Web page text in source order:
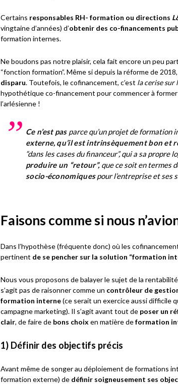
Certains responsables RH- formation ou directions
vingtaine d’années) d’obtenir des co-financements
formation internes.
Ne boudons pas notre plaisir, cela fait encore un peu
“fonction formation”. Même si depuis la réforme de
disparu. Toutefois, le cofinancement, c’est la cerise sur
hypothétique co-financement pour commencer à
l’arlésienne !
Ce n’est pasparce qu’un projet de formation
externe, qu’il est intrinsèquement bon et
“dans les cases du financeur”, qui a sa propre
produire un “retour”, que ce soit en termes
socio-économiquespour l’entreprise et ses
Faisons comme si nous
Dans l’hypothèse (fréquente donc) où les
pertinent de se pencher sur la solution “formation
Nous vous proposons de balayer le sujet de la
s’agit pas de raisonner comme un contrôleur de
formation interne(ce serait un exercice aussi difficile
campagne marketing). Il s’agit avant tout de poser un
clair, de faire de bons choix en matière deformation
1) Définir des objectifs précis
Avant même de songer au déploiement de formations
formation externe) de définir soigneusement ses